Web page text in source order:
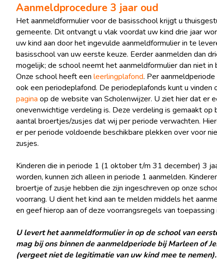
Aanmeldprocedure 3 jaar oud
Het aanmeldformulier voor de basisschool krijgt u
gemeente. Dit ontvangt u vlak voordat uw kind drie jaar
uw kind aan door het ingevulde aanmeldformulier in te
basisschool van uw eerste keuze. Eerder aanmelden dan
mogelijk; de school neemt het aanmeldformulier dan niet in
Onze school heeft een leerlingplafond. Per
ook een periodeplafond. De periodeplafonds kunt u vinden
pagina op de website van Scholenwijzer. U ziet hier dat er
onevenwichtige verdeling is. Deze verdeling is gemaakt op
aantal broertjes/zusjes dat wij per periode verwachten.
er per periode voldoende beschikbare plekken over voor
zusjes.
Kinderen die in periode 1 (1 oktober t/m 31 december) 3
worden, kunnen zich alleen in periode 1 aanmelden.
broertje of zusje hebben die zijn ingeschreven op onze
voorrang. U dient het kind aan te melden middels het
en geef hierop aan of deze voorrangsregels van toepassing
U levert het aanmeldformulier in op de school van
mag bij ons binnen de aanmeldperiode bij Marleen of
(vergeet niet de legitimatie van uw kind mee te